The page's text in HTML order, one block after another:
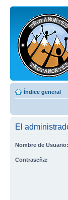
Índice general
El
Nombre de Usuario:
Contraseña: